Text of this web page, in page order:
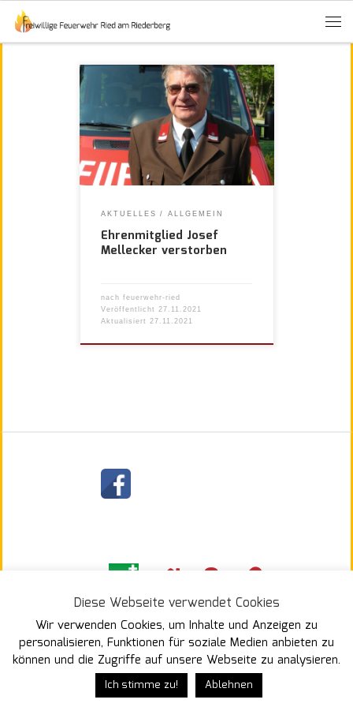
AKTUELLES ALLGEMEIN
Ehrenmitglied Josef
Mellecker verstorben
nach feuerwehr-ried
Veröffentlicht 27.11.2021
Aktualisiert
27.11.2021
§
Diese Webseite verwendet Cookies
Wir verwenden Cookies, um Inhalte und Anzeigen zu
personalisieren, Funktionen für soziale Medien anbieten zu
können und die Zugriffe auf unsere Webseite zu analysieren.
Ich stimme zu! Ablehnen